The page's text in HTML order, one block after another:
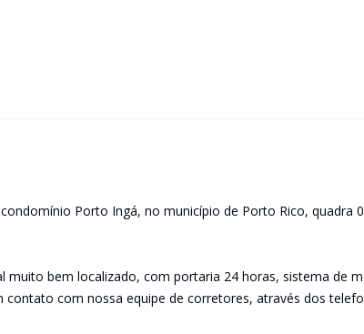
Porto Ingá, no município de Porto Rico, quadra
muito bem localizado, com portaria 24 horas, sistema de
com nossa equipe de corretores, através dos